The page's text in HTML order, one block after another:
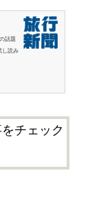
話題
し読み
チェック